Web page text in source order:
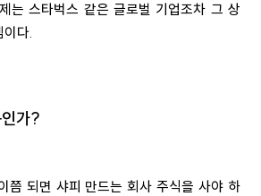
는 스타벅스 같은 글로벌 기업조차 그 상
다.
가?
쯤 되면 샤피 만드는 회사 주식을 사야 하